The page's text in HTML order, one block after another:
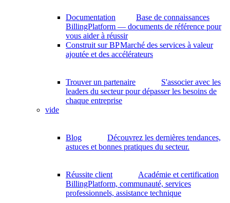
Documentation
Base de connaissances
BillingPlatform — documents de référence pour
vous aider à réussir
Construit sur BPMarché des services à valeur
ajoutée et des accélérateurs
Trouver un partenaire
S'associer avec les
leaders du secteur pour dépasser les besoins de
chaque entreprise
vide
Blog
Découvrez les dernières tendances,
astuces et bonnes pratiques du secteur.
Réussite client
Académie et certification
BillingPlatform, communauté, services
professionnels, assistance technique